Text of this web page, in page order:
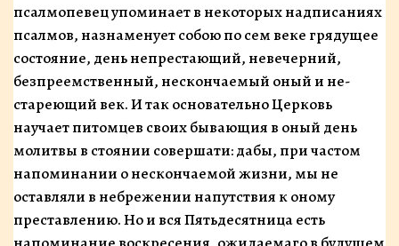
псалмопевец упоминает в некото­рых надписаниях
псалмов, назнаменует собою по сем веке грядущее
состояние, день непрестающий, неве­черний,
безпреемственный, нескончаемый оный и не­
стареющий век. И так основательно Церковь
научает питомцев своих бывающия в оный день
молитвы в стоянии совершати: дабы, при частом
напоминании о нескончаемой жизни, мы не
оставляли в небрежении напутствия к оному
преставлению. Но и вся Пятьдесятница есть